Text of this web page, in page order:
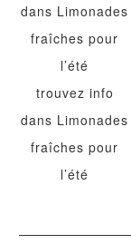
dans Limonades
fraîches pour
l’été
trouvez info
dans Limonades
fraîches pour
l’été